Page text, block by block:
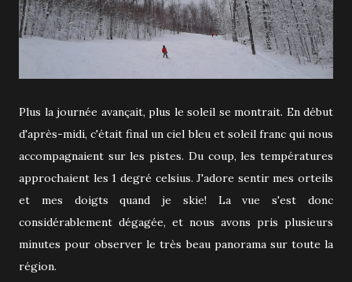
Plus la journée avançait, plus le soleil se montrait. En début
d'après-midi, c'était final un ciel bleu et soleil franc qui nous
accompagnaient sur les pistes. Du coup, les températures
approchaient les 1 degré celsius. J'adore sentir mes orteils
et mes doigts quand je skie! La vue s'est donc
considérablement dégagée, et nous avons pris plusieurs
minutes pour observer le très beau panorama sur toute la
région.